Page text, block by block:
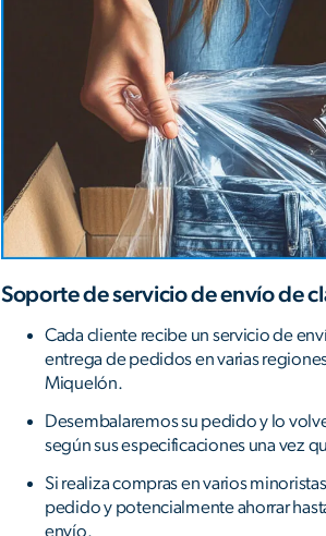
Soporte de servicio de envío de
Cada cliente recibe un servicio de
entrega de pedidos en varias
Miquelón.
Desembalaremos su pedido y lo
según sus especificaciones una vez
Si realiza compras en varios
pedido y potencialmente ahorrar
envío.